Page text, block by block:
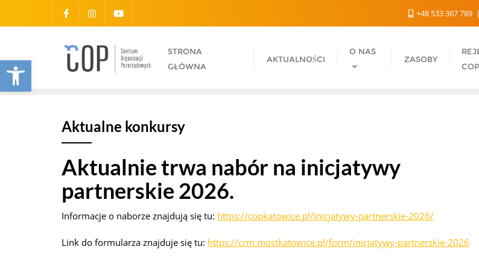
Otwórz pasek narzędzi
+48 533 367 789
STRONA
GŁÓWNA
AKTUALNOŚCI
O NAS
ZASOBY
COP
Aktualne konkursy
Aktualnie trwa nabór na inicjatywy
partnerskie 2026.
Informacje o naborze znajdują się tu: https://copkatowice.pl/inicjatywy-partnerskie-2026/
Link do formularza znajduje się tu: https://crm.mostkatowice.pl/form/inicjatywy-partnerskie-2026